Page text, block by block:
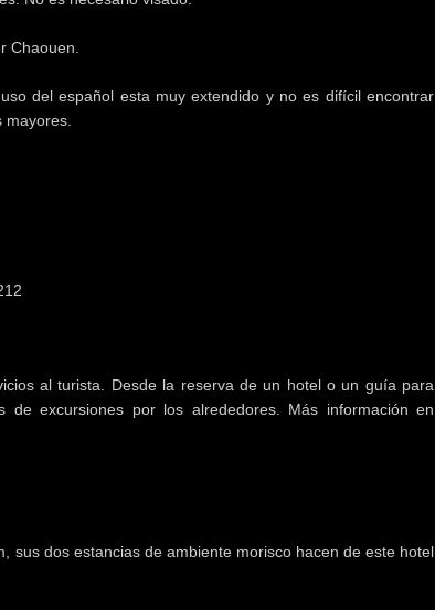
Chaouen.
del español esta muy extendido y no es difícil encontrar
al turista. Desde la reserva de un hotel o un guía para
de excursiones por los alrededores. Más información en
sus dos estancias de ambiente morisco hacen de este hotel